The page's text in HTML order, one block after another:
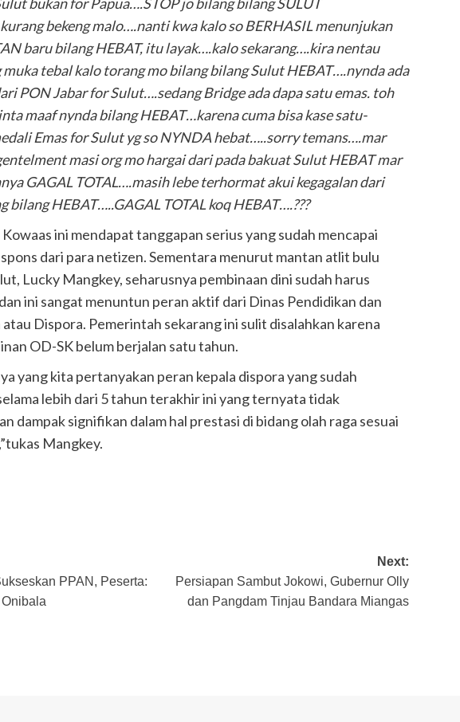
bekeng malo….nanti kwa kalo so BERHASIL menunjukan
baru bilang HEBAT, itu layak….kalo sekarang….kira nentau
muka tebal kalo torang mo bilang bilang Sulut HEBAT….nynda ada
PON Jabar for Sulut….sedang Bridge ada dapa satu emas. toh
maaf nynda bilang HEBAT…karena cuma bisa kase satu-
Emas for Sulut yg so NYNDA hebat…..sorry temans….mar
masi org mo hargai dari pada bakuat Sulut HEBAT mar
GAGAL TOTAL….masih lebe terhormat akui kegagalan dari
bilang HEBAT…..GAGAL TOTAL koq HEBAT….???
ini mendapat tanggapan serius yang sudah mencapai
dari para netizen. Sementara menurut mantan atlit bulu
Lucky Mangkey, seharusnya pembinaan dini sudah harus
ini sangat menuntun peran aktif dari Dinas Pendidikan dan
atau Dispora. Pemerintah sekarang ini sulit disalahkan karena
OD-SK belum berjalan satu tahun.
yang kita pertanyakan peran kepala dispora yang sudah
lebih dari 5 tahun terakhir ini yang ternyata tidak
dampak signifikan dalam hal prestasi di bidang olah raga sesuai
Mangkey.
PPAN, Peserta:
Next:
Persiapan Sambut Jokowi, Gubernur Olly
dan Pangdam Tinjau Bandara Miangas